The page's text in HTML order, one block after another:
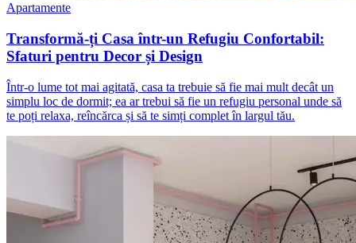
Apartamente
Transformă-ți Casa într-un Refugiu Confortabil:
Sfaturi pentru Decor și Design
Într-o lume tot mai agitată, casa ta trebuie să fie mai mult decât un
simplu loc de dormit; ea ar trebui să fie un refugiu personal unde să
te poți relaxa, reîncărca și să te simți complet în largul tău.